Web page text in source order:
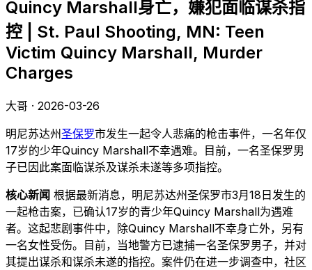
Quincy Marshall身亡，嫌犯面临谋杀指
控 | St. Paul Shooting, MN: Teen
Victim Quincy Marshall, Murder
Charges
大哥 · 2026-03-26
明尼苏达州圣保罗市发生一起令人悲痛的枪击事件，一名年仅
17岁的少年Quincy Marshall不幸遇难。目前，一名圣保罗男
子已因此案面临谋杀及谋杀未遂等多项指控。
核心新闻 根据最新消息，明尼苏达州圣保罗市3月18日发生的
一起枪击案，已确认17岁的青少年Quincy Marshall为遇难
者。这起悲剧事件中，除Quincy Marshall不幸身亡外，另有
一名女性受伤。目前，当地警方已逮捕一名圣保罗男子，并对
其提出谋杀和谋杀未遂的指控。案件仍在进一步调查中，社区